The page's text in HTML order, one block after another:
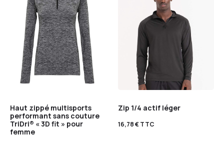
Haut zippé multisports
performant sans couture
TriDri® « 3D fit » pour
femme
Zip 1/4 actif léger
16,78€TTC